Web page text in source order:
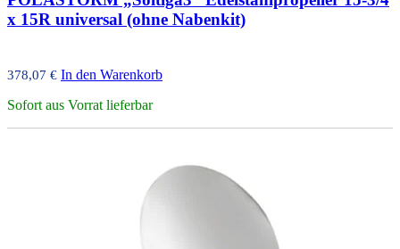
x 15R universal (ohne Nabenkit)
378,07 € In den Warenkorb
Sofort aus Vorrat lieferbar